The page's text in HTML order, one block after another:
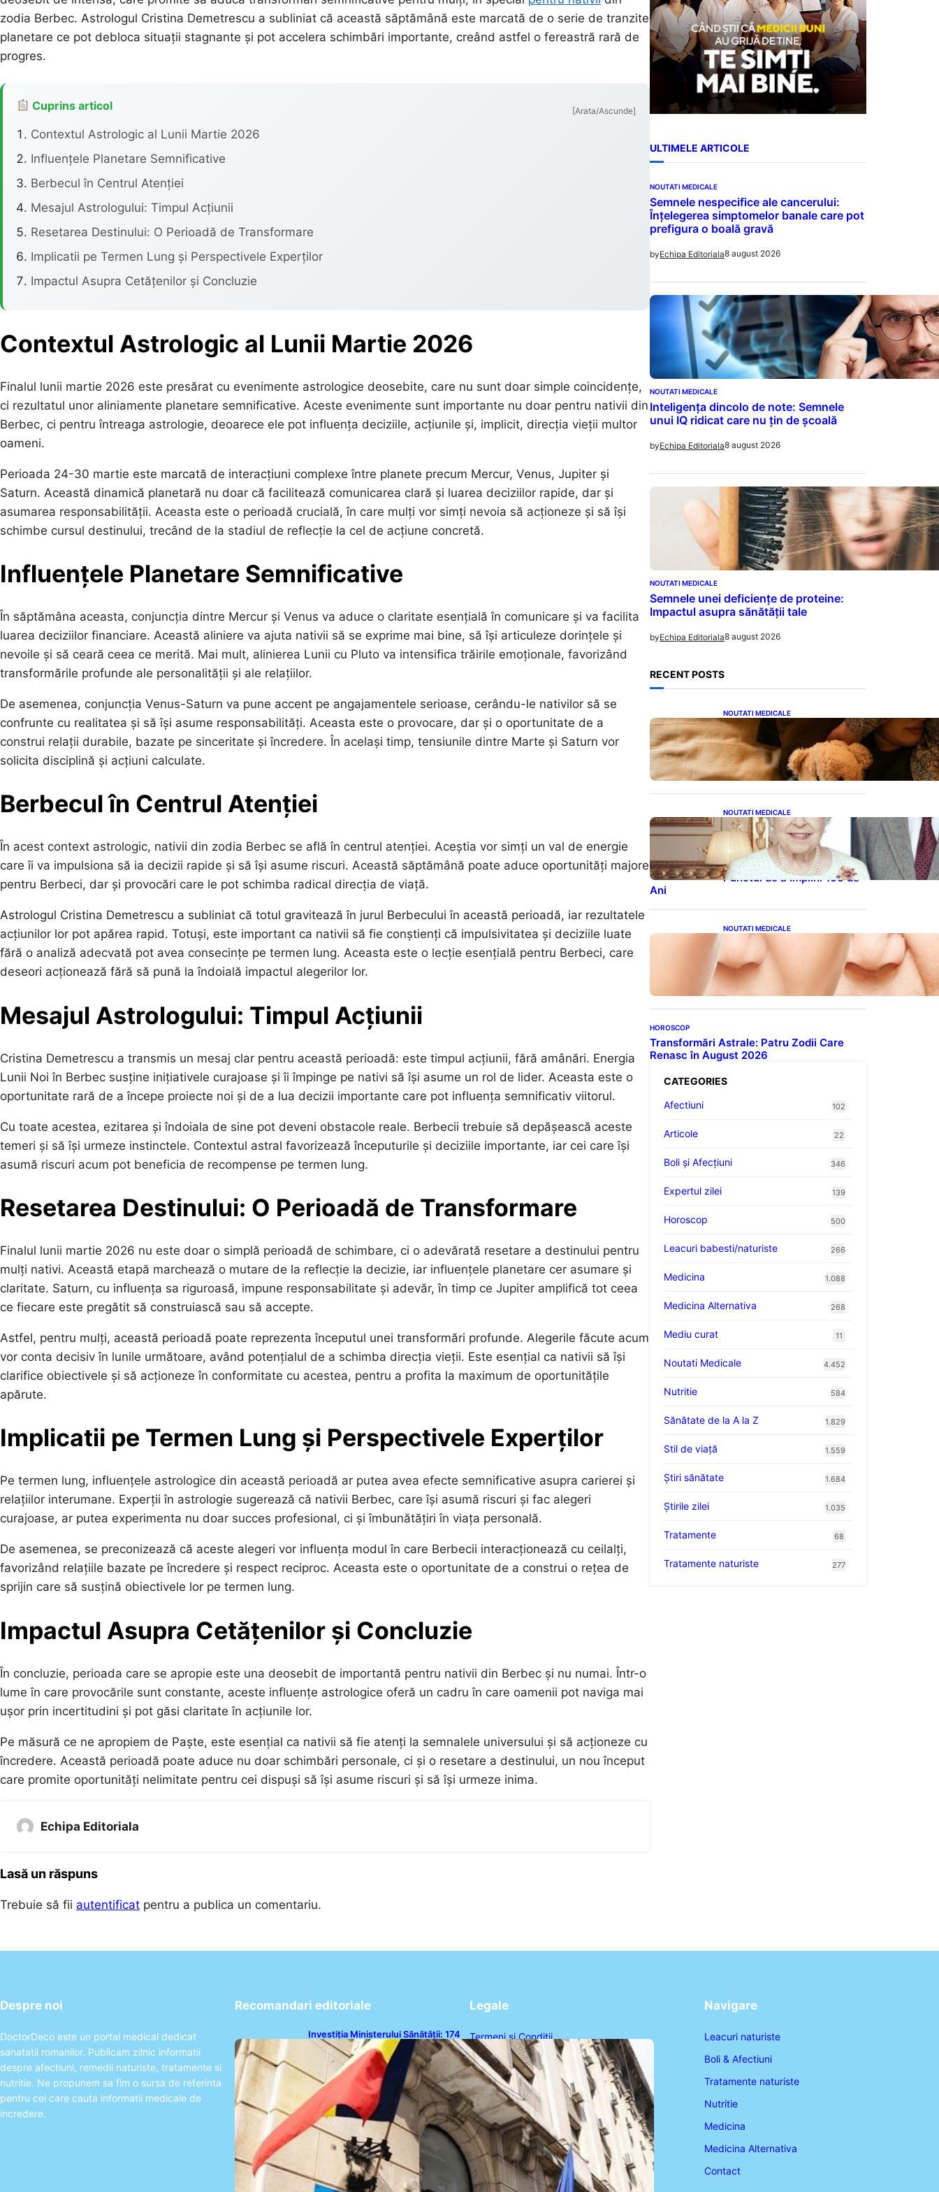
zodia Berbec. Astrologul Cristina Demetrescu a subliniat că această săptămână este marcată de o serie de tranzite
planetare ce pot debloca situații stagnante și pot accelera schimbări importante, creând astfel o fereastră rară de
progres.
Cuprins articol [Arata/Ascunde]
Contextul Astrologic al Lunii Martie 2026
Influențele Planetare Semnificative
Berbecul în Centrul Atenției
Mesajul Astrologului: Timpul Acțiunii
Resetarea Destinului: O Perioadă de Transformare
Implicatii pe Termen Lung și Perspectivele Experților
Impactul Asupra Cetățenilor și Concluzie
Contextul Astrologic al Lunii Martie 2026
Finalul lunii martie 2026 este presărat cu evenimente astrologice deosebite, care nu sunt doar simple coincidențe,
ci rezultatul unor aliniamente planetare semnificative. Aceste evenimente sunt importante nu doar pentru nativii din
Berbec, ci pentru întreaga astrologie, deoarece ele pot influența deciziile, acțiunile și, implicit, direcția vieții multor
oameni.
Perioada 24-30 martie este marcată de interacțiuni complexe între planete precum Mercur, Venus, Jupiter și
Saturn. Această dinamică planetară nu doar că facilitează comunicarea clară și luarea deciziilor rapide, dar și
asumarea responsabilității. Aceasta este o perioadă crucială, în care mulți vor simți nevoia să acționeze și să își
schimbe cursul destinului, trecând de la stadiul de reflecție la cel de acțiune concretă.
Influențele Planetare Semnificative
În săptămâna aceasta, conjuncția dintre Mercur și Venus va aduce o claritate esențială în comunicare și va facilita
luarea deciziilor financiare. Această aliniere va ajuta nativii să se exprime mai bine, să își articuleze dorințele și
nevoile și să ceară ceea ce merită. Mai mult, alinierea Lunii cu Pluto va intensifica trăirile emoționale, favorizând
transformările profunde ale personalității și ale relațiilor.
De asemenea, conjuncția Venus-Saturn va pune accent pe angajamentele serioase, cerându-le nativilor să se
confrunte cu realitatea și să își asume responsabilități. Aceasta este o provocare, dar și o oportunitate de a
construi relații durabile, bazate pe sinceritate și încredere. În același timp, tensiunile dintre Marte și Saturn vor
solicita disciplină și acțiuni calculate.
Berbecul în Centrul Atenției
În acest context astrologic, nativii din zodia Berbec se află în centrul atenției. Aceștia vor simți un val de energie
care îi va impulsiona să ia decizii rapide și să își asume riscuri. Această săptămână poate aduce oportunități majore
pentru Berbeci, dar și provocări care le pot schimba radical direcția de viață.
Astrologul Cristina Demetrescu a subliniat că totul gravitează în jurul Berbecului în această perioadă, iar rezultatele
acțiunilor lor pot apărea rapid. Totuși, este important ca nativii să fie conștienți că impulsivitatea și deciziile luate
fără o analiză adecvată pot avea consecințe pe termen lung. Aceasta este o lecție esențială pentru Berbeci, care
deseori acționează fără să pună la îndoială impactul alegerilor lor.
Mesajul Astrologului: Timpul Acțiunii
Cristina Demetrescu a transmis un mesaj clar pentru această perioadă: este timpul acțiunii, fără amânări. Energia
Lunii Noi în Berbec susține inițiativele curajoase și îi împinge pe nativi să își asume un rol de lider. Aceasta este o
oportunitate rară de a începe proiecte noi și de a lua decizii importante care pot influența semnificativ viitorul.
Cu toate acestea, ezitarea și îndoiala de sine pot deveni obstacole reale. Berbecii trebuie să depășească aceste
temeri și să își urmeze instinctele. Contextul astral favorizează începuturile și deciziile importante, iar cei care își
asumă riscuri acum pot beneficia de recompense pe termen lung.
Resetarea Destinului: O Perioadă de Transformare
Finalul lunii martie 2026 nu este doar o simplă perioadă de schimbare, ci o adevărată resetare a destinului pentru
mulți nativi. Această etapă marchează o mutare de la reflecție la decizie, iar influențele planetare cer asumare și
claritate. Saturn, cu influența sa riguroasă, impune responsabilitate și adevăr, în timp ce Jupiter amplifică tot ceea
ce fiecare este pregătit să construiască sau să accepte.
Astfel, pentru mulți, această perioadă poate reprezenta începutul unei transformări profunde. Alegerile făcute acum
vor conta decisiv în lunile următoare, având potențialul de a schimba direcția vieții. Este esențial ca nativii să își
clarifice obiectivele și să acționeze în conformitate cu acestea, pentru a profita la maximum de oportunitățile
apărute.
Implicatii pe Termen Lung și Perspectivele Experților
Pe termen lung, influențele astrologice din această perioadă ar putea avea efecte semnificative asupra carierei și
relațiilor interumane. Experții în astrologie sugerează că nativii Berbec, care își asumă riscuri și fac alegeri
curajoase, ar putea experimenta nu doar succes profesional, ci și îmbunătățiri în viața personală.
De asemenea, se preconizează că aceste alegeri vor influența modul în care Berbecii interacționează cu ceilalți,
favorizând relațiile bazate pe încredere și respect reciproc. Aceasta este o oportunitate de a construi o rețea de
sprijin care să susțină obiectivele lor pe termen lung.
Impactul Asupra Cetățenilor și Concluzie
În concluzie, perioada care se apropie este una deosebit de importantă pentru nativii din Berbec și nu numai. Într-o
lume în care provocările sunt constante, aceste influențe astrologice oferă un cadru în care oamenii pot naviga mai
ușor prin incertitudini și pot găsi claritate în acțiunile lor.
Pe măsură ce ne apropiem de Paște, este esențial ca nativii să fie atenți la semnalele universului și să acționeze cu
încredere. Această perioadă poate aduce nu doar schimbări personale, ci și o resetare a destinului, un nou început
care promite oportunități nelimitate pentru cei dispuși să își asume riscuri și să își urmeze inima.
Echipa Editoriala
Lasă un răspuns
Trebuie să fii autentificat pentru a publica un comentariu.
ULTIMELE ARTICOLE
NOUTATI MEDICALE
Semnele nespecifice ale cancerului:
Înțelegerea simptomelor banale care pot
prefigura o boală gravă
byEchipa Editoriala8 august 2026
NOUTATI MEDICALE
Inteligența dincolo de note: Semnele
unui IQ ridicat care nu țin de școală
byEchipa Editoriala8 august 2026
NOUTATI MEDICALE
Semnele unei deficiențe de proteine:
Impactul asupra sănătății tale
byEchipa Editoriala8 august 2026
RECENT POSTS
NOUTATI MEDICALE
Somnul Sănătos: Câte Ore
Trebuie Să Dormi în Funcție
de Vârstă și Impactul
Asupra Sănătății
NOUTATI MEDICALE
Longevitatea în Rândul
Celebrităților: Lecții din
Viața Prințului Philip și a
Altora care Au Fost Pe
Punctul de a Împlini 100 de
Ani
NOUTATI MEDICALE
Evoluția Personalității după
70 de Ani: Ce Revelații Ne
Oferă Studiile Psihologice
HOROSCOP
Transformări Astrale: Patru Zodii Care
Renasc în August 2026
CATEGORIES
Afectiuni
102
Articole 22
Boli și Afecțiuni 346
Expertul zilei 139
Horoscop 500
Leacuri babesti/naturiste 266
Medicina 1.088
Medicina Alternativa 268
Mediu curat 11
Noutati Medicale 4.452
Nutritie 584
Sănătate de la A la Z 1.829
Stil de viaţă 1.559
Ştiri sănătate 1.684
Știrile zilei 1.035
Tratamente 68
Tratamente naturiste 277
Despre noi
DoctorDeco este un portal medical dedicat
sanatatii romanilor. Publicam zilnic informatii
despre afectiuni, remedii naturiste, tratamente si
nutritie. Ne propunem sa fim o sursa de referinta
pentru cei care cauta informatii medicale de
incredere.
Recomandari editoriale
Investiția Ministerului Sănătății: 174
de milioane de lei pentru
modernizarea sistemului sanitar din
România
Legale
Termeni și Condiții
Politica de Confidențialitate
Politica de Cookies
Disclaimer
Contact
Navigare
Leacuri naturiste
Boli & Afectiuni
Tratamente naturiste
Nutritie
Medicina
Medicina Alternativa
Contact